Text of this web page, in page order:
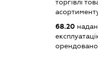
торгівлі
68.20